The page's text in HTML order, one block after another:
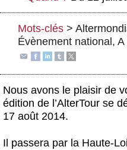
Publications
Agenda
Actus et médias
Boutique
Mots-clés >
Évènement national, A
Nous avons le plaisir de
édition de l’AlterTour se
17 août 2014.
Il passera par la Haute-